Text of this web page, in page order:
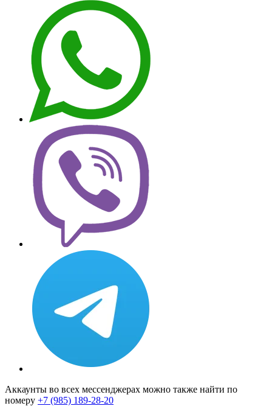
Аккаунты во всех мессенджерах можно также найти по
номеру +7 (985) 189-28-20